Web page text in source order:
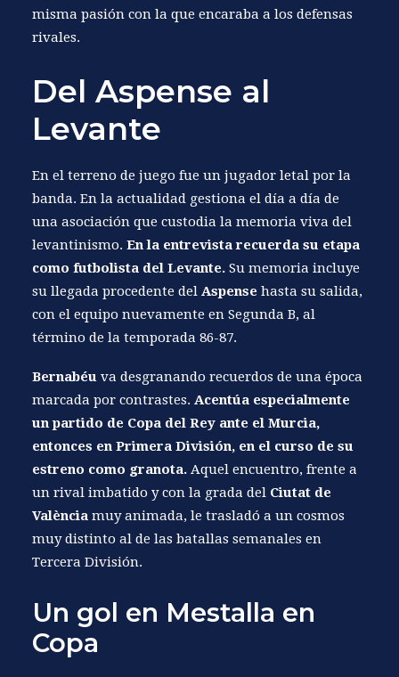
misma pasión con la que encaraba a los defensas
rivales.
Del Aspense al
Levante
En el terreno de juego fue un jugador letal por la
banda. En la actualidad gestiona el día a día de
una asociación que custodia la memoria viva del
levantinismo. En la entrevista recuerda su etapa
como futbolista del Levante. Su memoria incluye
su llegada procedente del Aspense hasta su salida,
con el equipo nuevamente en Segunda B, al
término de la temporada 86-87.
Bernabéu va desgranando recuerdos de una época
marcada por contrastes. Acentúa especialmente
un partido de Copa del Rey ante el Murcia,
entonces en Primera División, en el curso de su
estreno como granota. Aquel encuentro, frente a
un rival imbatido y con la grada del Ciutat de
València muy animada, le trasladó a un cosmos
muy distinto al de las batallas semanales en
Tercera División.
Un gol en Mestalla en
Copa